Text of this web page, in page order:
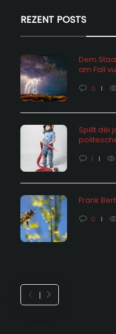
REZENT POSTS
Dem
am Fall
0
Spillt déi
1
Frank
0